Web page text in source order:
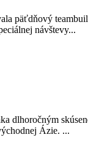
päťdňový
návštevy...
dlhoročným
Ázie. ...